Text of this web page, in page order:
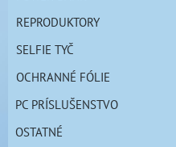
REPRODUKTORY
SELFIE TYČ
OCHRANNÉ FÓLIE
PC PRÍSLUŠENSTVO
OSTATNÉ